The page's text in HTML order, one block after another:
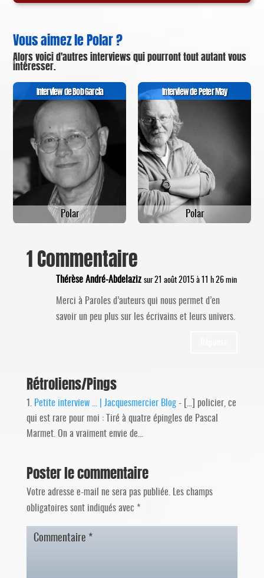
Vous aimez le Polar ?
Alors voici d'autres interviews qui pourront tout autant vous
intéresser.
Interview de Bob Garcia
Polar
Interview de Peter May
Polar
1 Commentaire
Thérèse André-Abdelaziz sur 21 août 2015 à 11 h 26 min
Merci à Paroles d’auteurs qui nous permet d’en
savoir un peu plus sur les écrivains et leurs univers.
Rétroliens/Pings
Petite interview … | Jacquesmercier Blog- […] policier, ce
qui est rare pour moi : Tiré à quatre épingles de Pascal
Marmet. On a vraiment envie de…
Poster le commentaire
Votre adresse e-mail ne sera pas publiée.
Les champs
obligatoires sont indiqués avec *